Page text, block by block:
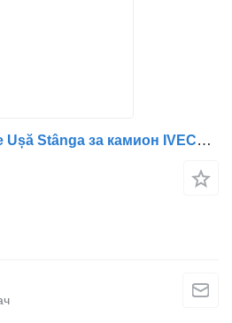
Обложување Extensie Ușă Stânga за камион IVECO 500397857 Roșie